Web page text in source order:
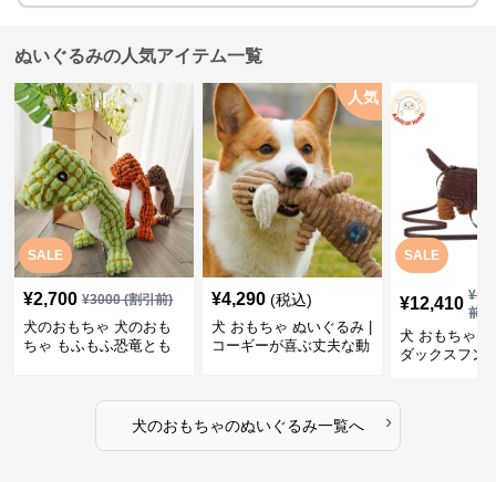
ぬいぐるみの人気アイテム一覧
SALE
¥2,700 ¥3000(割引前)
犬のおもちゃ 犬のおも
ちゃ もふもふ恐竜とも
人気
¥4,290 (税込)
犬 おもちゃ ぬいぐるみ |
コーギーが喜ぶ丈夫な動
SALE
¥12,410 ¥
前)
犬 おもちゃ
ダックスフン
犬のおもちゃのぬいぐるみ一覧へ ›